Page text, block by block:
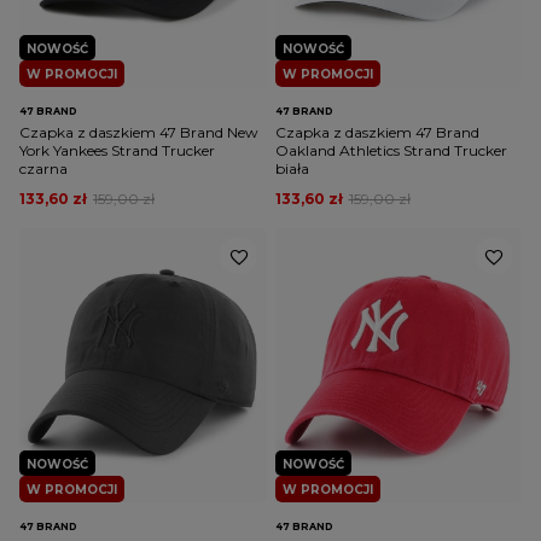
W PROMOCJI
NOWOŚĆ
47 BRAND
Czapka z daszkiem 47 Brand New
York Yankees Strand Trucker
czarna
159,00 zł
133,60 zł
W PROMOCJI
NOWOŚĆ
47 BRAND
Czapka z daszkiem 47 Brand
Oakland Athletics Strand Trucker
biała
159,00 zł
133,60 zł
W PROMOCJI
NOWOŚĆ
47 BRAND
W PROMOCJI
NOWOŚĆ
47 BRAND